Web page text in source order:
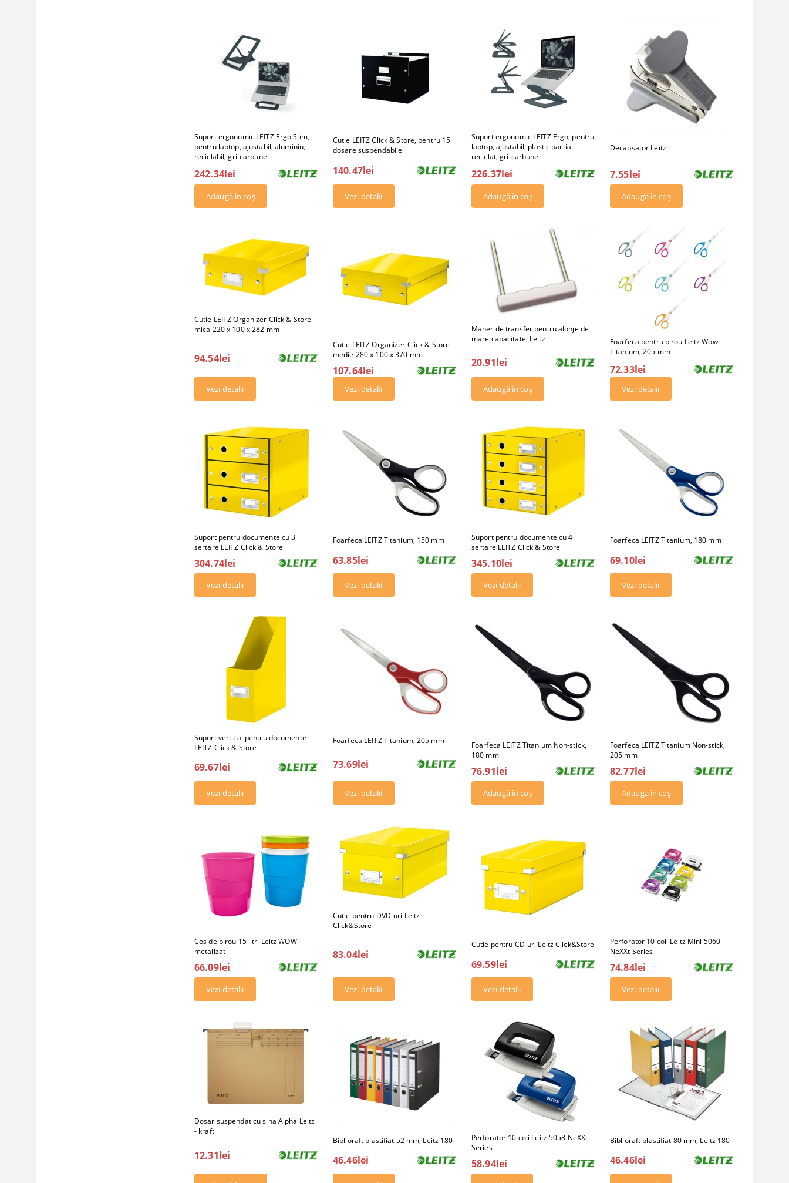
Suport ergonomic LEITZ Ergo Slim,
pentru laptop, ajustabil, aluminiu,
reciclabil, gri-carbune
242.34lei
Cutie LEITZ Click & Store, pentru 15
dosare suspendabile
140.47lei
Vezi detalii
Suport ergonomic LEITZ Ergo, pentru
laptop, ajustabil, plastic partial
reciclat, gri-carbune
226.37lei
Decapsator Leitz
7.55lei
Cutie LEITZ Organizer Click & Store
mica 220 x 100 x 282 mm
94.54lei
Vezi detalii
Cutie LEITZ Organizer Click & Store
medie 280 x 100 x 370 mm
107.64lei
Vezi detalii
Maner de transfer pentru alonje de
mare capacitate, Leitz
20.91lei
Foarfeca pentru birou Leitz Wow
Titanium, 205 mm
72.33lei
Vezi detalii
Suport pentru documente cu 3
sertare LEITZ Click & Store
304.74lei
Vezi detalii
Foarfeca LEITZ Titanium, 150 mm
63.85lei
Vezi detalii
Suport pentru documente cu 4
sertare LEITZ Click & Store
345.10lei
Vezi detalii
Foarfeca LEITZ Titanium, 180 mm
69.10lei
Vezi detalii
Suport vertical pentru documente
LEITZ Click & Store
69.67lei
Vezi detalii
Foarfeca LEITZ Titanium, 205 mm
73.69lei
Vezi detalii
Foarfeca LEITZ Titanium Non-stick,
180 mm
76.91lei
Foarfeca LEITZ Titanium Non-stick,
205 mm
82.77lei
Cos de birou 15 litri Leitz WOW
metalizat
66.09lei
Vezi detalii
Cutie pentru DVD-uri Leitz
Click&Store
83.04lei
Vezi detalii
Cutie pentru CD-uri Leitz Click&Store
69.59lei
Vezi detalii
Perforator 10 coli Leitz Mini 5060
NeXXt Series
74.84lei
Vezi detalii
Dosar suspendat cu sina Alpha Leitz
- kraft
12.31lei
Biblioraft plastifiat 52 mm, Leitz 180
46.46lei
Perforator 10 coli Leitz 5058 NeXXt
Series
58.94lei
Biblioraft plastifiat 80 mm, Leitz 180
46.46lei